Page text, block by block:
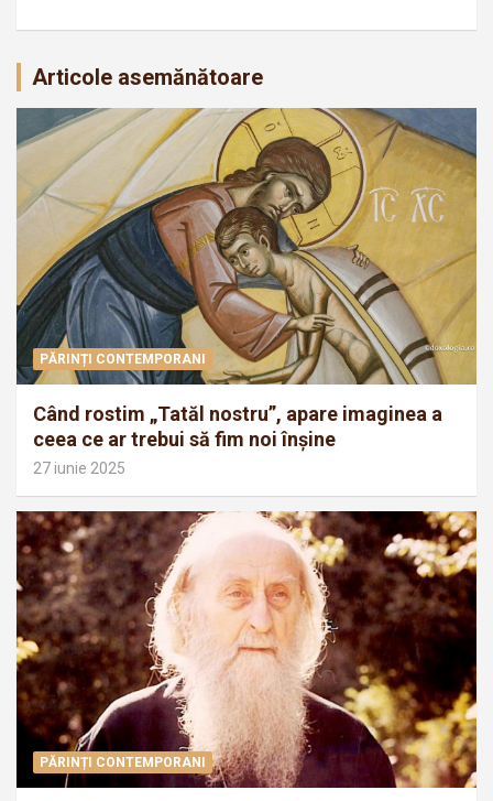
Articole asemănătoare
PĂRINȚI CONTEMPORANI
Când rostim „Tatăl nostru”, apare imaginea a
ceea ce ar trebui să fim noi înșine
27 iunie 2025
PĂRINȚI CONTEMPORANI